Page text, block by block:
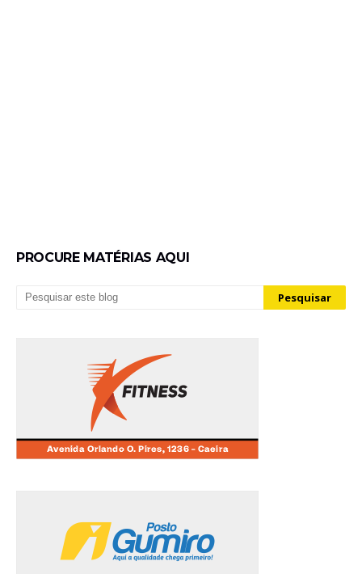
PROCURE MATÉRIAS AQUI